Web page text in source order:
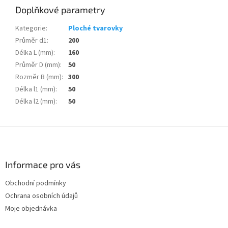
Doplňkové parametry
Kategorie:
Ploché tvarovky
Průměr d1:
200
Délka L (mm):
160
Průměr D (mm):
50
Rozměr B (mm): 300
Délka l1 (mm):
50
Délka l2 (mm): 50
Informace pro vás
Obchodní podmínky
Ochrana osobních údajů
Moje objednávka